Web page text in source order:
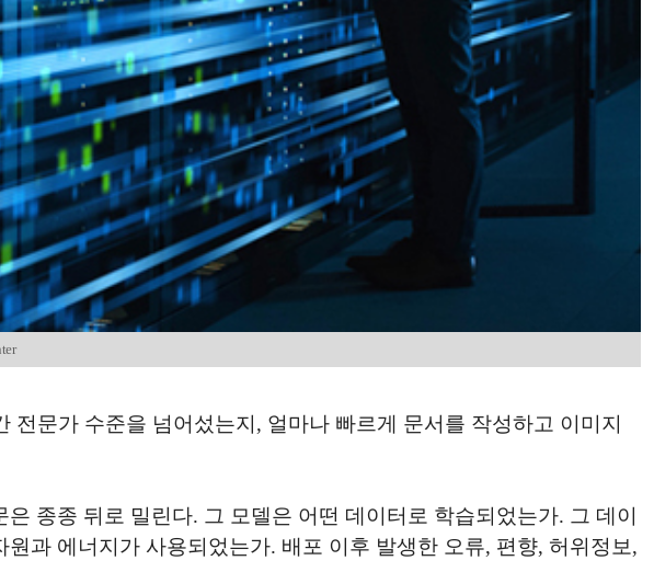
문가 수준을 넘어섰는지, 얼마나 빠르게 문서를 작성하고 이미지
종종 뒤로 밀린다. 그 모델은 어떤 데이터로 학습되었는가. 그 데이
과 에너지가 사용되었는가. 배포 이후 발생한 오류, 편향, 허위정보,